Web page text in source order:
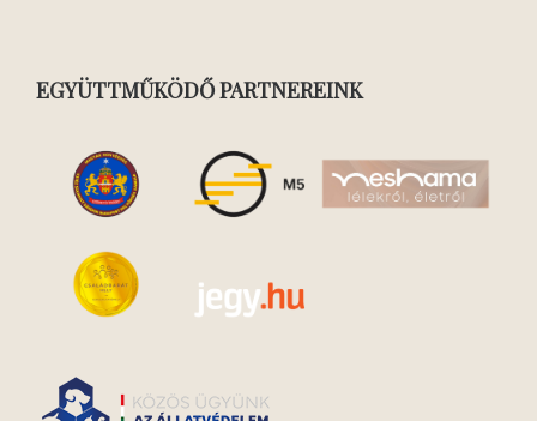
EGYÜTTMŰKÖDŐ PARTNEREINK